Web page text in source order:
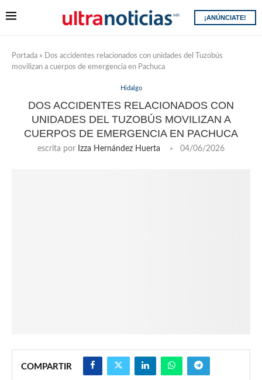
¡ANÚNCIATE!
Portada » Dos accidentes relacionados con unidades del Tuzobús
movilizan a cuerpos de emergencia en Pachuca
Hidalgo
DOS ACCIDENTES RELACIONADOS CON
UNIDADES DEL TUZOBÚS MOVILIZAN A
CUERPOS DE EMERGENCIA EN PACHUCA
escrita por Izza Hernández Huerta 04/06/2026
COMPARTIR